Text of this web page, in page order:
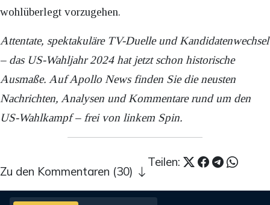
wohlüberlegt vorzugehen.
Attentate, spektakuläre TV-Duelle und Kandidatenwechsel
– das US-Wahljahr 2024 hat jetzt schon historische
Ausmaße. Auf Apollo News finden Sie die neusten
Nachrichten, Analysen und Kommentare rund um den
US-Wahlkampf – frei von linkem Spin.
Teilen:
Zu den Kommentaren (30)